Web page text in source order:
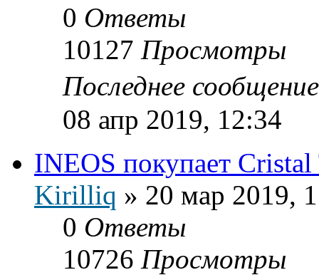
0 Ответы
10127 Просмотры
Последнее
08 апр 2019, 12:34
INEOS покупает
Kirilliq » 20 мар 2019,
0 Ответы
10726 Просмотры